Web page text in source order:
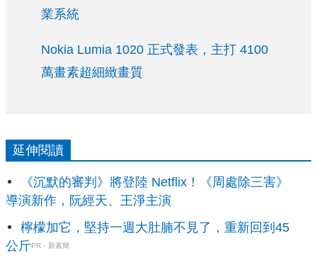
業系統
Nokia Lumia 1020 正式發表，主打 4100
萬畫素超細緻畫質
延伸閱讀
《沉默的審判》將登陸 Netflix！《周處除三害》
導演新作，阮經天、王淨主演
檸檬加它，堅持一週大肚腩不見了，重新回到45
公斤PR・新素簡